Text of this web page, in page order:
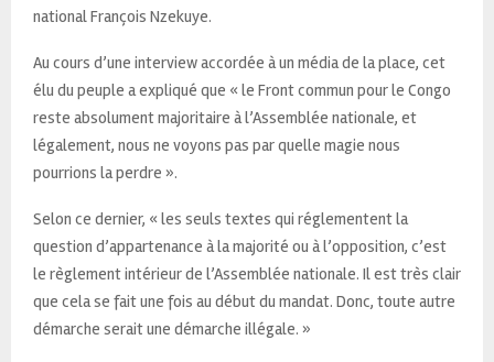
national François Nzekuye.
Au cours d’une interview accordée à un média de la place, cet
élu du peuple a expliqué que « le Front commun pour le Congo
reste absolument majoritaire à l’Assemblée nationale, et
légalement, nous ne voyons pas par quelle magie nous
pourrions la perdre ».
Selon ce dernier, « les seuls textes qui réglementent la
question d’appartenance à la majorité ou à l’opposition, c’est
le règlement intérieur de l’Assemblée nationale. Il est très clair
que cela se fait une fois au début du mandat. Donc, toute autre
démarche serait une démarche illégale. »